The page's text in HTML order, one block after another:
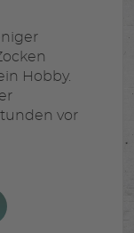
Hobby.
vor